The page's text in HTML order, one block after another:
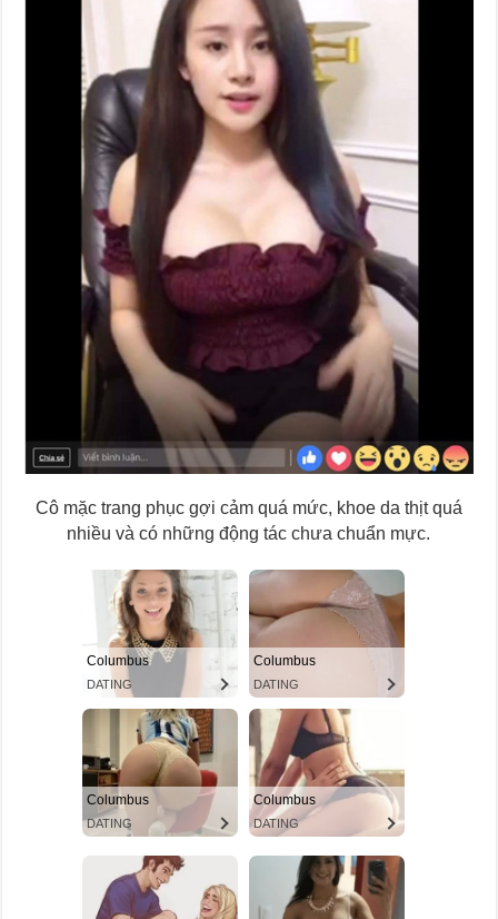
Cô mặc trang phục gợi cảm quá mức, khoe da thịt quá
nhiều và có những động tác chưa chuẩn mực.